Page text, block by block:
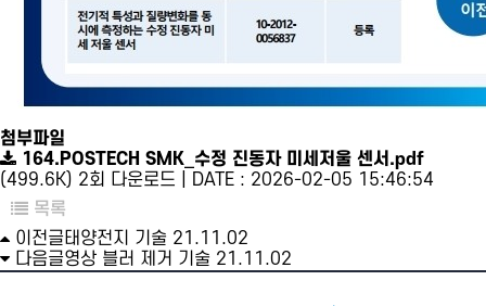
첨부파일
164.POSTECH SMK_수정 진동자 미세저울 센서.pdf
(499.6K) 2회 다운로드 | DATE : 2026-02-05 15:46:54
목록
이전글태양전지 기술 21.11.02
다음글영상 블러 제거 기술 21.11.02